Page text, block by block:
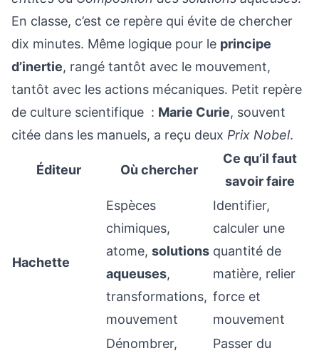
En classe, c’est ce repère qui évite de chercher
dix minutes. Même logique pour le principe
d’inertie, rangé tantôt avec le mouvement,
tantôt avec les actions mécaniques. Petit repère
de culture scientifique : Marie Curie, souvent
citée dans les manuels, a reçu deux Prix Nobel.
Éditeur Où chercher
Ce qu’il faut
savoir faire
Hachette
Espèces
chimiques,
atome, solutions
aqueuses,
transformations,
mouvement
Identifier,
calculer une
quantité de
matière, relier
force et
mouvement
Dénombrer,
Passer du